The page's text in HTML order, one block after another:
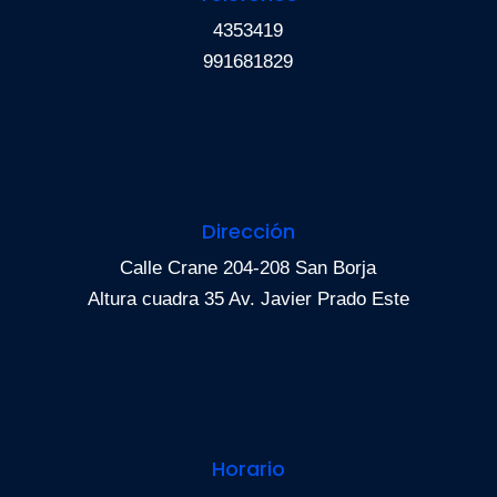
4353419
991681829
Dirección
Calle Crane 204-208 San Borja
Altura cuadra 35 Av. Javier Prado Este
Horario